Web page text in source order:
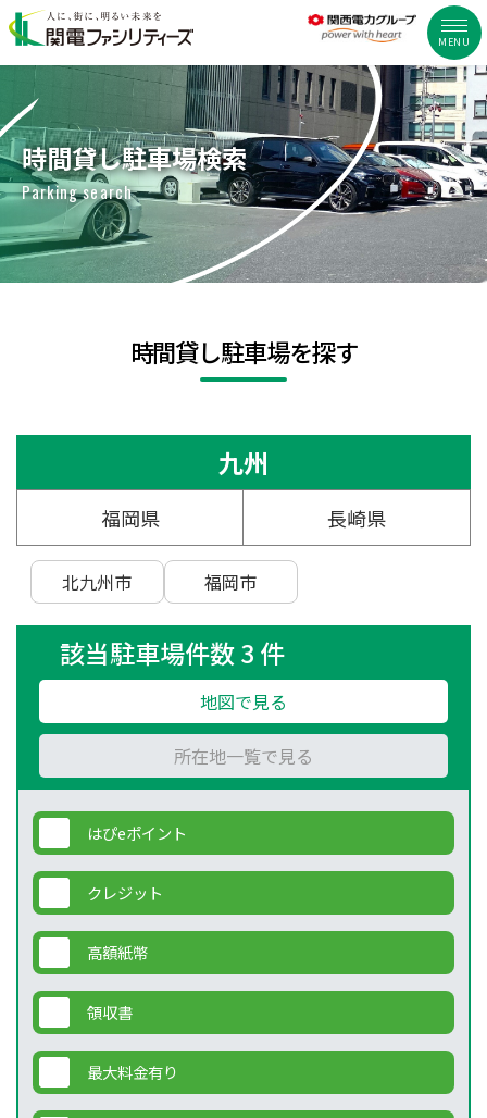
MENU
時間貸し駐車場検索
Parking search
時間貸し駐車場を探す
九州
福岡県 長崎県
北九州市 福岡市
該当駐車場件数 3 件
地図で見る
所在地一覧で見る
はぴeポイント
クレジット
高額紙幣
領収書
最大料金有り